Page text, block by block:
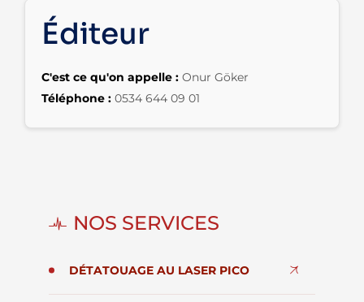
Éditeur
C'est ce qu'on appelle : Onur Göker
Téléphone : 0534 644 09 01
NOS SERVICES
DÉTATOUAGE AU LASER PICO